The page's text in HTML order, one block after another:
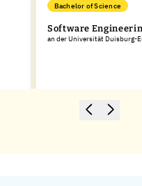
Bachelor of Science
Software
an der Universität Duisburg-